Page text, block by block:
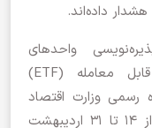
داده‌اند.
واحدهای
سرمایه‌گذاری صندوق سرمایه‏‌گذاری قابل معامله (ETF)
رسمی وزارت اقتصاد
(شادا) منتشر شده، دوره پذیره‌نویسی از ۱۴ تا ۳۱ اردیبهشت